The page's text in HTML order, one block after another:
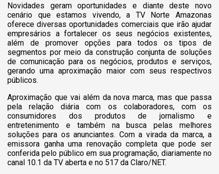
Novidades geram oportunidades e diante deste novo
cenário que estamos vivendo, a TV Norte Amazonas
oferece diversas oportunidades comerciais que irão ajudar
empresários a fortalecer os seus negócios existentes,
além de promover opções para todos os tipos de
segmentos por meio da construção conjunta de soluções
de comunicação para os negócios, produtos e serviços,
gerando uma aproximação maior com seus respectivos
públicos.
Aproximação que vai além da nova marca, mas que passa
pela relação diária com os colaboradores, com os
consumidores dos produtos de jornalismo e
entretenimento e também na busca pelas melhores
soluções para os anunciantes. Com a virada da marca, a
emissora ganha uma renovação completa que pode ser
conferida pelo público em sua programação, diariamente no
canal 10.1 da TV aberta e no 517 da Claro/NET.